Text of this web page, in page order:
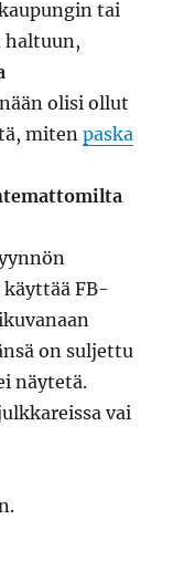
tai
haltuun,
olisi ollut
mitenpaska
FB-
on suljettu
näytetä.
vai